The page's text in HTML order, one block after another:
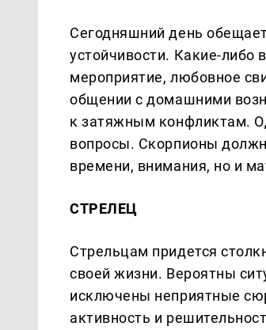
Сегодняшний день
устойчивости. Какие-либо
мероприятие, любовное
общении с домашними
к затяжным конфликтам.
вопросы. Скорпионы
времени, внимания, но и
СТРЕЛЕЦ
Стрельцам придется
своей жизни. Вероятны
исключены неприятные
активность и